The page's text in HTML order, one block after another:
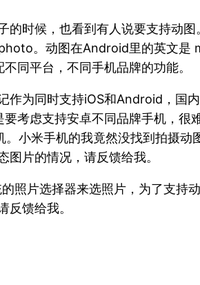
时候，也看到有人说要支持动
。动图在Android里的英文
同平台，不同手机品牌的功能。
作为同时支持iOS和Android，国
考虑支持安卓不同品牌手机，很
小米手机的我竟然没找到拍摄
片的情况，请反馈给我。
照片选择器来选照片，为了支持
馈给我。